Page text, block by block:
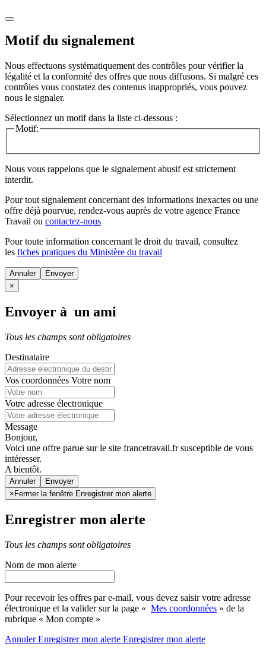
Motif du signalement
Nous effectuons systématiquement des contrôles pour vérifier la
légalité et la conformité des offres que nous diffusons. Si malgré ces
contrôles vous constatez des contenus inappropriés, vous pouvez
nous le signaler.
Sélectionnez un motif dans la liste ci-dessous :
Motif:
Nous vous rappelons que le signalement abusif est strictement
interdit.
Pour tout signalement concernant des informations inexactes ou une
offre déjà pourvue, rendez-vous auprès de votre agence France
Travail ou contactez-nous
Pour toute information concernant le droit du travail, consultez
les fiches pratiques du Ministère du travail
Annuler
×
Envoyer à un ami
Tous les champs sont obligatoires
Destinataire
Vos coordonnées Votre nom
Votre adresse électronique
Message
Bonjour,
Voici une offre parue sur le site francetravail.fr susceptible de vous
intéresser.
A bientôt.
Annuler
× Fermer la fenêtre Enregistrer mon alerte
Enregistrer mon alerte
Tous les champs sont obligatoires
Nom de mon alerte
Pour recevoir les offres par e-mail, vous devez saisir votre adresse
électronique et la valider sur la page « Mes coordonnées » de la
rubrique « Mon compte »
AnnulerEnregistrer mon alerte Enregistrermon alerte